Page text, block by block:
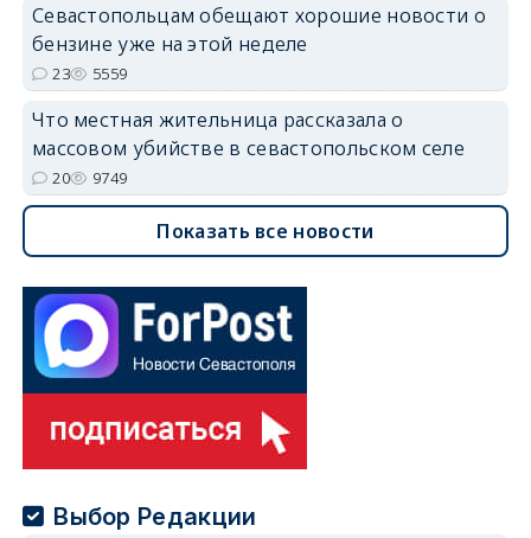
Севастопольцам обещают хорошие новости о
бензине уже на этой неделе
23 5559
Что местная жительница рассказала о
массовом убийстве в севастопольском селе
20 9749
Показать все новости
Выбор Редакции